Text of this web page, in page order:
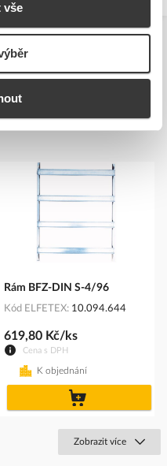
vše
Rám BFZ-DIN S-4/96
Kód ELFETEX 10.094.644
Cena s DPH
619,80 Kč/ks
K objednání
Zobrazit více